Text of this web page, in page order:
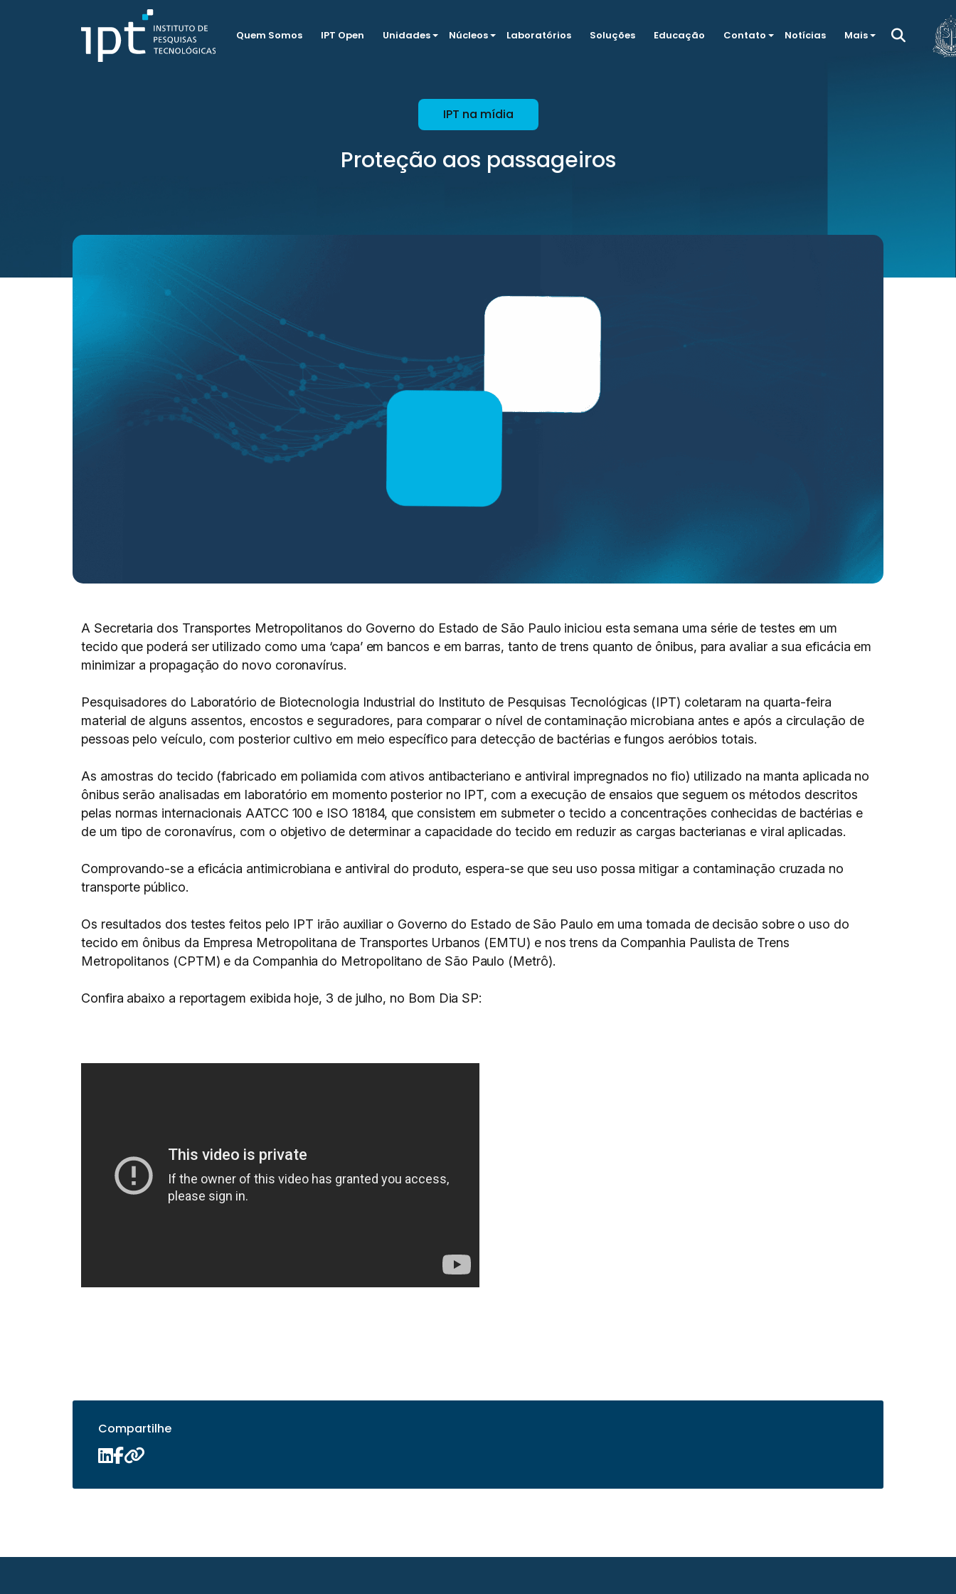
Quem Somos IPT Open Unidades Núcleos Laboratórios Soluções Educação Contato Notícias Mais
IPT na mídia
Proteção aos passageiros
A Secretaria dos Transportes Metropolitanos do Governo do Estado de São Paulo iniciou esta semana uma série de testes em um
tecido que poderá ser utilizado como uma ‘capa’ em bancos e em barras, tanto de trens quanto de ônibus, para avaliar a sua eficácia em
minimizar a propagação do novo coronavírus.
Pesquisadores do Laboratório de Biotecnologia Industrial do Instituto de Pesquisas Tecnológicas (IPT) coletaram na quarta-feira
material de alguns assentos, encostos e seguradores, para comparar o nível de contaminação microbiana antes e após a circulação de
pessoas pelo veículo, com posterior cultivo em meio específico para detecção de bactérias e fungos aeróbios totais.
As amostras do tecido (fabricado em poliamida com ativos antibacteriano e antiviral impregnados no fio) utilizado na manta aplicada no
ônibus serão analisadas em laboratório em momento posterior no IPT, com a execução de ensaios que seguem os métodos descritos
pelas normas internacionais AATCC 100 e ISO 18184, que consistem em submeter o tecido a concentrações conhecidas de bactérias e
de um tipo de coronavírus, com o objetivo de determinar a capacidade do tecido em reduzir as cargas bacterianas e viral aplicadas.
Comprovando-se a eficácia antimicrobiana e antiviral do produto, espera-se que seu uso possa mitigar a contaminação cruzada no
transporte público.
Os resultados dos testes feitos pelo IPT irão auxiliar o Governo do Estado de São Paulo em uma tomada de decisão sobre o uso do
tecido em ônibus da Empresa Metropolitana de Transportes Urbanos (EMTU) e nos trens da Companhia Paulista de Trens
Metropolitanos (CPTM) e da Companhia do Metropolitano de São Paulo (Metrô).
Confira abaixo a reportagem exibida hoje, 3 de julho, no Bom Dia SP:
Compartilhe